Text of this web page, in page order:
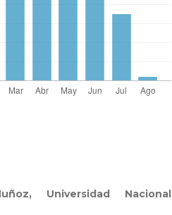
Universidad Nacional